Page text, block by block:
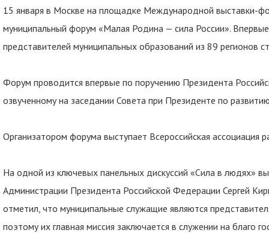
15 января в Москве на площадке Международной выставки-
муниципальный форум «Малая Родина — сила России».
представителей муниципальных образований из 89 регионов
Форум проводится впервые по поручению Президента
озвученному на заседании Совета при Президенте по
Организатором форума выступает Всероссийская ассоциация
На одной из ключевых панельных дискуссий «Сила в людях»
Администрации Президента Российской Федерации Сергей
отметил, что муниципальные служащие являются
поэтому их главная миссия заключается в служении на благо